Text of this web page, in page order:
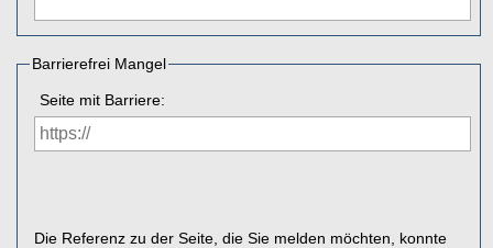
Barrierefrei Mangel
Seite mit Barriere:
Die Referenz zu der Seite, die Sie melden möchten, konnte